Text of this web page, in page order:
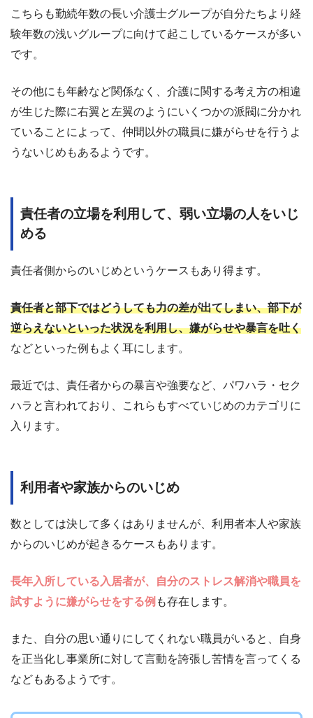
こちらも勤続年数の長い介護士グループが自分たちより経
験年数の浅いグループに向けて起こしているケースが多い
です。
その他にも年齢など関係なく、介護に関する考え方の相違
が生じた際に右翼と左翼のようにいくつかの派閥に分かれ
ていることによって、仲間以外の職員に嫌がらせを行うよ
うないじめもあるようです。
責任者の立場を利用して、弱い立場の人をいじ
める
責任者側からのいじめというケースもあり得ます。
責任者と部下ではどうしても力の差が出てしまい、部下が
逆らえないといった状況を利用し、嫌がらせや暴言を吐く
などといった例もよく耳にします。
最近では、責任者からの暴言や強要など、パワハラ・セク
ハラと言われており、これらもすべていじめのカテゴリに
入ります。
利用者や家族からのいじめ
数としては決して多くはありませんが、利用者本人や家族
からのいじめが起きるケースもあります。
長年入所している入居者が、自分のストレス解消や職員を
試すように嫌がらせをする例 も存在します。
また、自分の思い通りにしてくれない職員がいると、自身
を正当化し事業所に対して言動を誇張し苦情を言ってくる
などもあるようです。